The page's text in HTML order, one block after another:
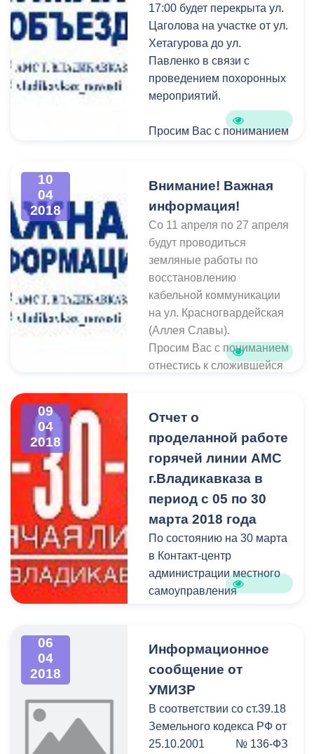
17:00 будет перекрыта ул.
Цаголова на участке от ул.
Хетагурова до ул.
Павленко в связи с
проведением похоронных
мероприятий.
Просим Вас с пониманием
пути объезда.
10
04
2018
Внимание! Важная
информация!
Cо 11 апреля по 27 апреля
будут проводиться
земляные работы по
восстановлению
кабельной коммуникации
на ул. Красногвардейская
(Аллея Славы).
Просим Вас с пониманием
отнестись к сложившейся
09
04
2018
Отчет о
проделанной работе
горячей линии АМС
г.Владикавказа в
период с 05 по 30
марта 2018 года
По состоянию на 30 марта
в Контакт-центр
администрации местного
самоуправления
06
04
2018
Информационное
сообщение от
УМИЗР
В соответствии со ст.39.18
Земельного кодекса РФ от
25.10.2001 № 136-ФЗ